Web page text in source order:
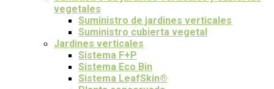
vegetales
Suministro de jardines verticales
Suministro cubierta vegetal
Jardines verticales
Sistema F+P
Sistema Eco Bin
Sistema LeafSkin®